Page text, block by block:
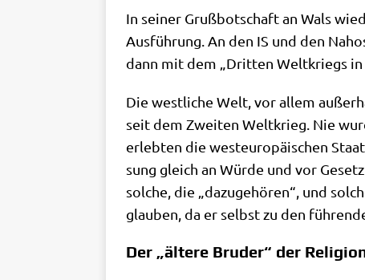
In sei­ner Gruß­bot­schaft an Wals
Aus­füh­rung. An den IS und den
dann mit dem „Drit­ten Welt­kriegs
Die west­li­che Welt, vor allem
seit dem Zwei­ten Welt­krieg. Nie
erleb­ten die west­eu­ro­päi­schen
sung gleich an Wür­de und vor
sol­che, die „dazu­ge­hö­ren“, und
glau­ben, da er selbst zu den
Der „ältere Bruder“ der